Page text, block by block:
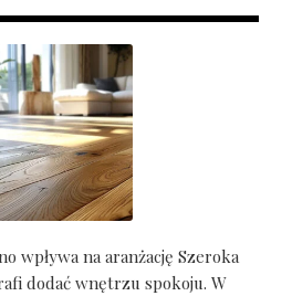
wpływa na aranżację Szeroka
dodać wnętrzu spokoju. W